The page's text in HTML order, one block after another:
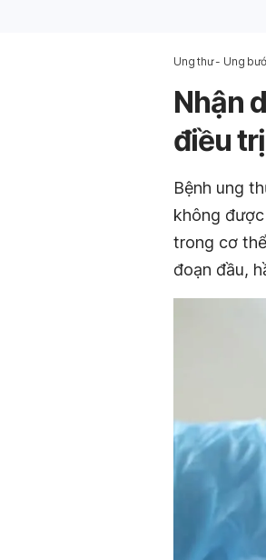
Ung thư - Ung
Nhận
điều
Bệnh ung
không
trong cơ
đoạn đầu,